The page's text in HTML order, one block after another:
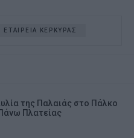
ΚΕΡΚΥΡΑΣ
της Παλαιάς στο Πάλκο
Πλατείας